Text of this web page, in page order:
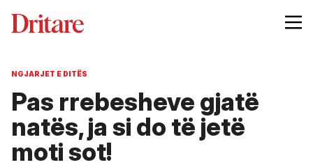
NGJARJET E DITËS
Pas rrebesheve gjatë
natës, ja si do të jetë
moti sot!